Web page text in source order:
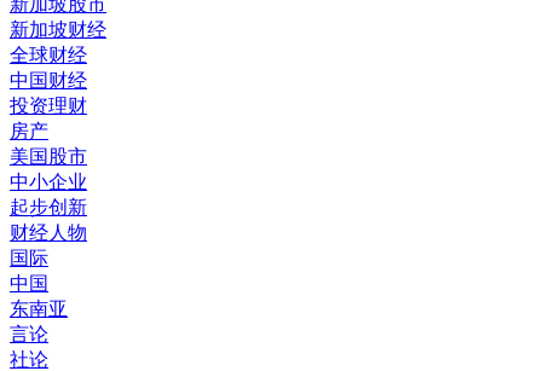
新加坡股市
新加坡财经
全球财经
中国财经
投资理财
房产
美国股市
中小企业
起步创新
财经人物
国际
中国
东南亚
言论
社论